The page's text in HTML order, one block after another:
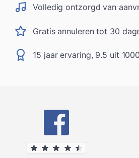
Volledig ontzorgd van
Gratis annuleren tot 30
15 jaar ervaring, 9.5 uit